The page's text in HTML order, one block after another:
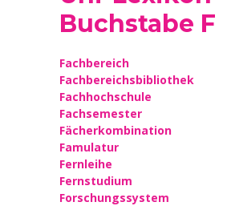
Buchstabe F
Fachbereich
Fachbereichsbibliothek
Fachhochschule
Fachsemester
Fächerkombination
Famulatur
Fernleihe
Fernstudium
Forschungssystem